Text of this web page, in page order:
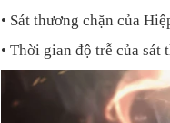
• Sát thương chặn của
• Thời gian độ trễ của